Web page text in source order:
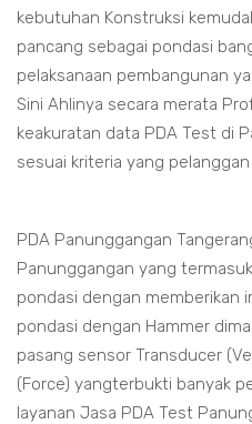
kebutuhan Konstruksi
pancang sebagai pondasi
pelaksanaan pembangunan
Sini Ahlinya secara merata
keakuratan data PDA Test di
sesuai kriteria yang pelanggan
PDA Panunggangan
Panunggangan yang
pondasi dengan memberikan
pondasi dengan Hammer
pasang sensor Transducer
(Force) yangterbukti banyak
layanan Jasa PDA Test